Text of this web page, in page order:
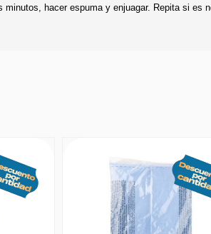
hacer espuma y enjuagar. Repita si es